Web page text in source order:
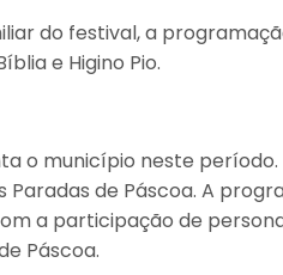
do festival, a
e Higino Pio.
o município neste
Paradas de Páscoa. A
a participação de
Páscoa.